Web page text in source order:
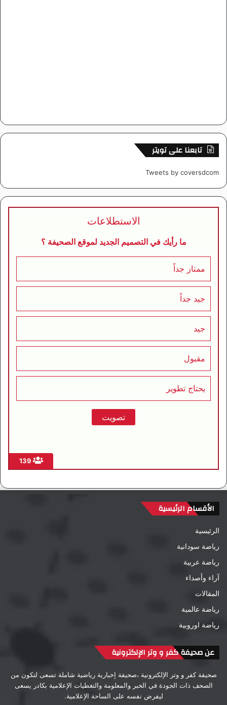
تابعنا على تويتر
Tweets by coversdcom
الاستطلاعات
ما رأيك في التصميم الجديد لموقع الصحيفة ؟
ممتاز جداً
جيد جداً
جيد
مقبول
يحتاج تطوير
الأقسام الرئيسية
الرئيسية
رياضة سودانية
رياضة عربية
آراء وأصداء
المقالات
رياضة عالمية
رياضة اوروبية
عن صحيفة كفر و وتر الإلكترونية
صحيفة كفر و وتر الإلكترونية ،صحيفة إخبارية رياضية شاملة تسعى لتكون من
الصحف ذات الجودة في الخبر والمعلومة والتغطيات الإعلامية بكادر يسعى
ليفرض نفسه على الساحة الإعلامية.